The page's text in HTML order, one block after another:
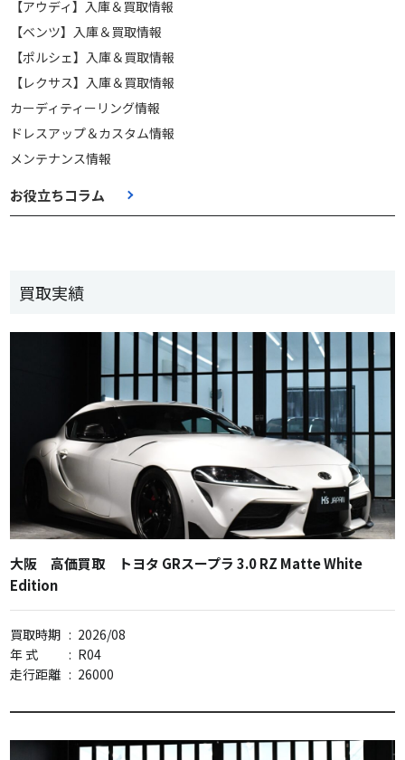
【アウディ】入庫＆買取情報
【ベンツ】入庫＆買取情報
【ポルシェ】入庫＆買取情報
【レクサス】入庫＆買取情報
カーディティーリング情報
ドレスアップ＆カスタム情報
メンテナンス情報
お役立ちコラム
買取実績
大阪 高価買取 トヨタ GRスープラ 3.0 RZ Matte White
Edition
買取時期 : 2026/08
年 式
: R04
走行距離 : 26000